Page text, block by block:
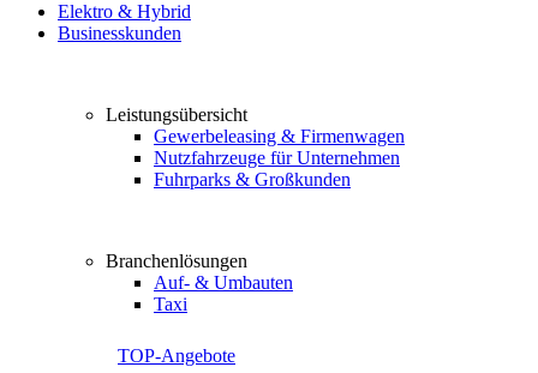
Elektro & Hybrid
Businesskunden
Leistungsübersicht
Gewerbeleasing & Firmenwagen
Nutzfahrzeuge für Unternehmen
Fuhrparks & Großkunden
Branchenlösungen
Auf- & Umbauten
Taxi
TOP-Angebote